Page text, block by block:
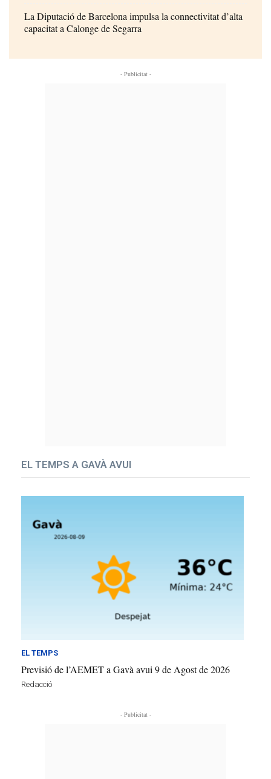
La Diputació de Barcelona impulsa la connectivitat d’alta
capacitat a Calonge de Segarra
- Publicitat -
EL TEMPS A GAVÀ AVUI
EL TEMPS
Previsió de l’AEMET a Gavà avui 9 de Agost de 2026
Redacció
- Publicitat -